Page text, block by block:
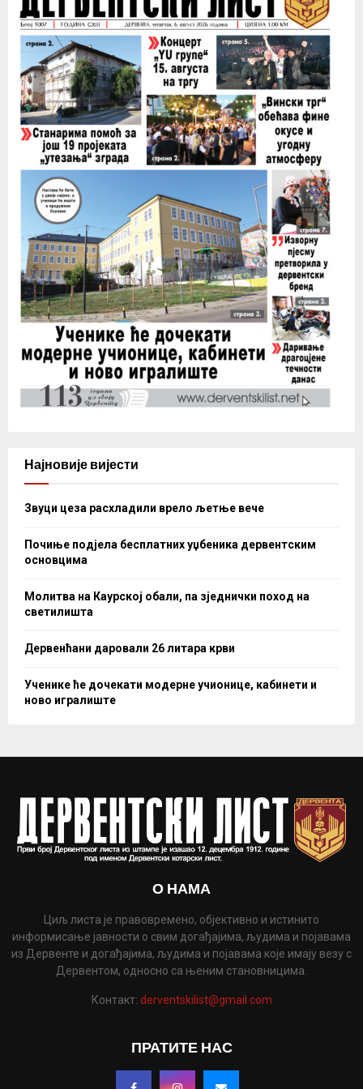
Најновије вијести
Звуци цеза расхладили врело љетње вече
Почиње подјела бесплатних уџбеника дервентским
основцима
Молитва на Каурској обали, па зједнички поход на
светилишта
Дервенћани даровали 26 литара крви
Ученике ће дочекати модерне учионице, кабинети и
ново игралиште
О НАМА
Циљ листа је правовремено, објективно и истинито
информисање јавности о свим догађајима, људима и појавама
из Дервенте и догађајима, људима и појавама које имају везу с
Дервентом, односно са њеним становницима.
Контакт: derventskilist@gmail.com
ПРАТИТЕ НАС